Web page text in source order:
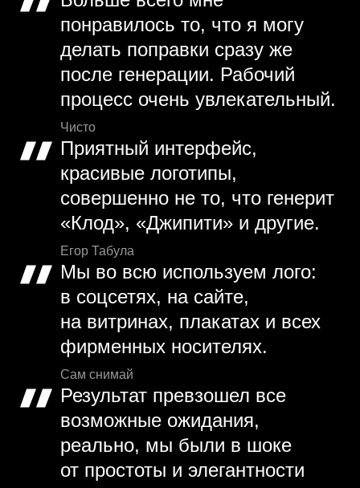
понравилось то, что я могу
делать поправки сразу же
после генерации. Рабочий
процесс очень увлекательный.
Чисто
Приятный интерфейс,
красивые логотипы,
совершенно не то, что генерит
«Клод», «Джипити» и другие.
Егор Табула
Мы во всю используем лого:
в соцсетях, на сайте,
на витринах, плакатах и всех
фирменных носителях.
Сам снимай
Результат превзошел все
возможные ожидания,
реально, мы были в шоке
от простоты и элегантности